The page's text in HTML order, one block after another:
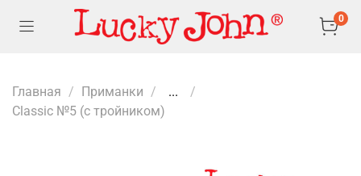
0
Главная Приманки
...
Classic №5 (с тройником)